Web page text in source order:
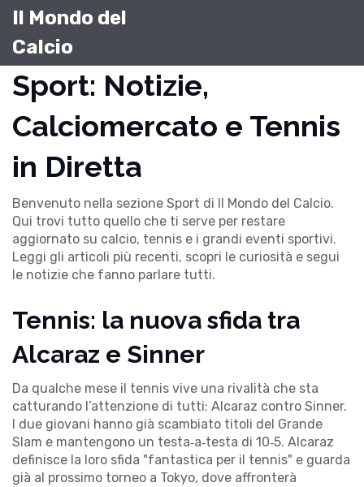
Il Mondo del
Calcio
Sport: Notizie,
Calciomercato e Tennis
in Diretta
Benvenuto nella sezione Sport di Il Mondo del Calcio.
Qui trovi tutto quello che ti serve per restare
aggiornato su calcio, tennis e i grandi eventi sportivi.
Leggi gli articoli più recenti, scopri le curiosità e segui
le notizie che fanno parlare tutti.
Tennis: la nuova sfida tra
Alcaraz e Sinner
Da qualche mese il tennis vive una rivalità che sta
catturando l’attenzione di tutti: Alcaraz contro Sinner.
I due giovani hanno già scambiato titoli del Grande
Slam e mantengono un testa‑a‑testa di 10‑5. Alcaraz
definisce la loro sfida "fantastica per il tennis" e guarda
già al prossimo torneo a Tokyo, dove affronterà